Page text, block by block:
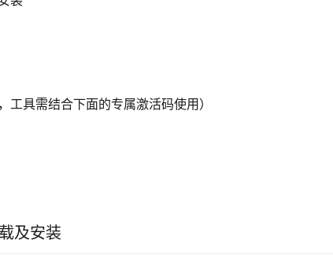
工具需结合下面的专属激活码使用）
及安装